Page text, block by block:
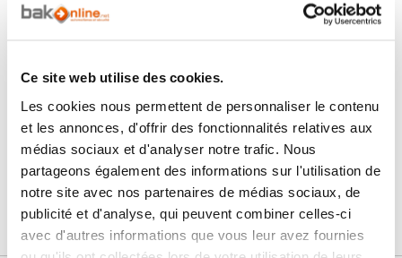
Ce site web utilise des cookies.
Les cookies nous permettent de personnaliser le contenu
et les annonces, d'offrir des fonctionnalités relatives aux
médias sociaux et d'analyser notre trafic. Nous
partageons également des informations sur l'utilisation de
notre site avec nos partenaires de médias sociaux, de
publicité et d'analyse, qui peuvent combiner celles-ci
avec d'autres informations que vous leur avez fournies
Les questions / réponses
Pas encore de questions
Connectez vous pour poser votre question